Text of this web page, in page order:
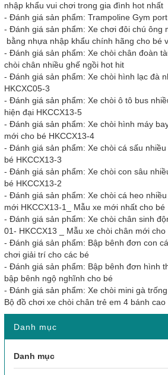
nhập khẩu vui chơi trong gia đình hot nhất
- Đánh giá sản phẩm: Trampoline Gym
- Đánh giá sản phẩm: Xe chơi đôi chú ông
bằng nhựa nhập khẩu chính hãng cho bé
- Đánh giá sản phẩm: Xe chòi chân đoàn
chòi chân nhiều ghế ngồi hot hit
- Đánh giá sản phẩm: Xe chòi hình lạc đà
HKCXC05-3
- Đánh giá sản phẩm: Xe chòi ô tô bus
hiện đại HKCCX13-5
- Đánh giá sản phẩm: Xe chòi hình máy
mới cho bé HKCCX13-4
- Đánh giá sản phẩm: Xe chòi cá sấu
bé HKCCX13-3
- Đánh giá sản phẩm: Xe chòi con sâu
bé HKCCX13-2
- Đánh giá sản phẩm: Xe chòi cá heo
mới HKCCX13-1_ Mẫu xe mới nhất cho bé
- Đánh giá sản phẩm: Xe chòi chân sinh
01- HKCCX13 _ Mẫu xe chòi chân mới
- Đánh giá sản phẩm: Bập bênh đơn con
chơi giải trí cho các bé
- Đánh giá sản phẩm: Bập bênh đơn hình
bập bênh ngộ nghĩnh cho bé
- Đánh giá sản phẩm: Xe chòi mini gà
Bộ đồ chơi xe chòi chân trẻ em 4 bánh cao
Danh mục
Danh mục